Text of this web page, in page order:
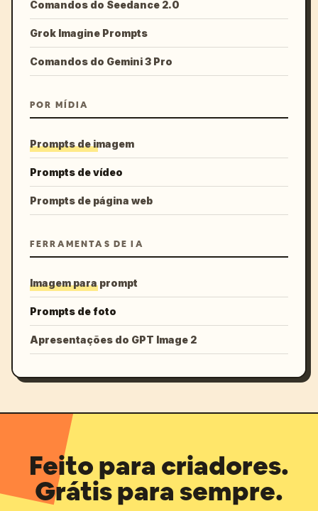
Comandos do Seedance 2.0
Grok Imagine Prompts
Comandos do Gemini 3 Pro
POR MÍDIA
Prompts de imagem
Prompts de vídeo
Prompts de página web
FERRAMENTAS DE IA
Imagem para prompt
Prompts de foto
Apresentações do GPT Image 2
Feito para criadores.
Grátis para sempre.